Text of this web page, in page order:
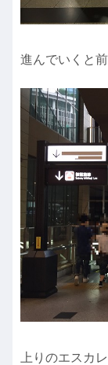
進んでいくと
上りのエスカ